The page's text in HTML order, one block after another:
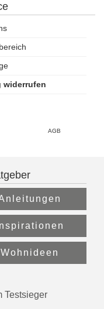
widerrufen
AGB
Inspirationen
Wohnideen
Testsieger